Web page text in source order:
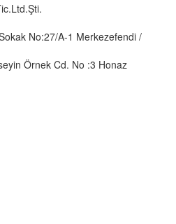
No:27/A-1 Merkezefendi /
Örnek Cd. No :3 Honaz